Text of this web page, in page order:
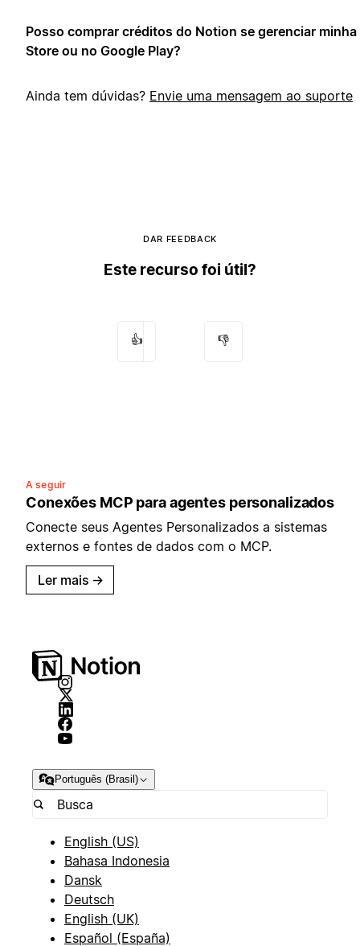
Posso comprar créditos do Notion se gerenciar
Store ou no Google Play?
Ainda tem dúvidas? Envie uma mensagem ao suporte
DAR FEEDBACK
Este recurso foi útil?
👍 👎
A seguir
Conexões MCP para agentes personalizados
Conecte seus Agentes Personalizados a sistemas
externos e fontes de dados com o MCP.
Ler mais →
Português (Brasil)
English (US)
Bahasa Indonesia
Dansk
Deutsch
English (UK)
Español (España)